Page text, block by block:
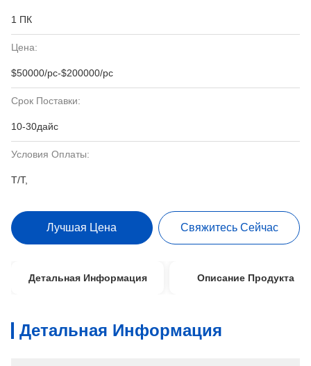
1 ПК
Цена:
$50000/pc-$200000/pc
Срок Поставки:
10-30дайс
Условия Оплаты:
Т/Т,
Лучшая Цена Свяжитесь Сейчас
Детальная Информация Описание Продукта
Детальная Информация